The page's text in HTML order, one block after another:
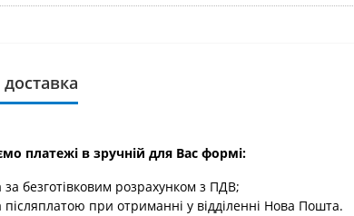
платежі в зручній для Вас формі:
безготівковим розрахунком з ПДВ;
при отриманні у відділенні Нова Пошта.